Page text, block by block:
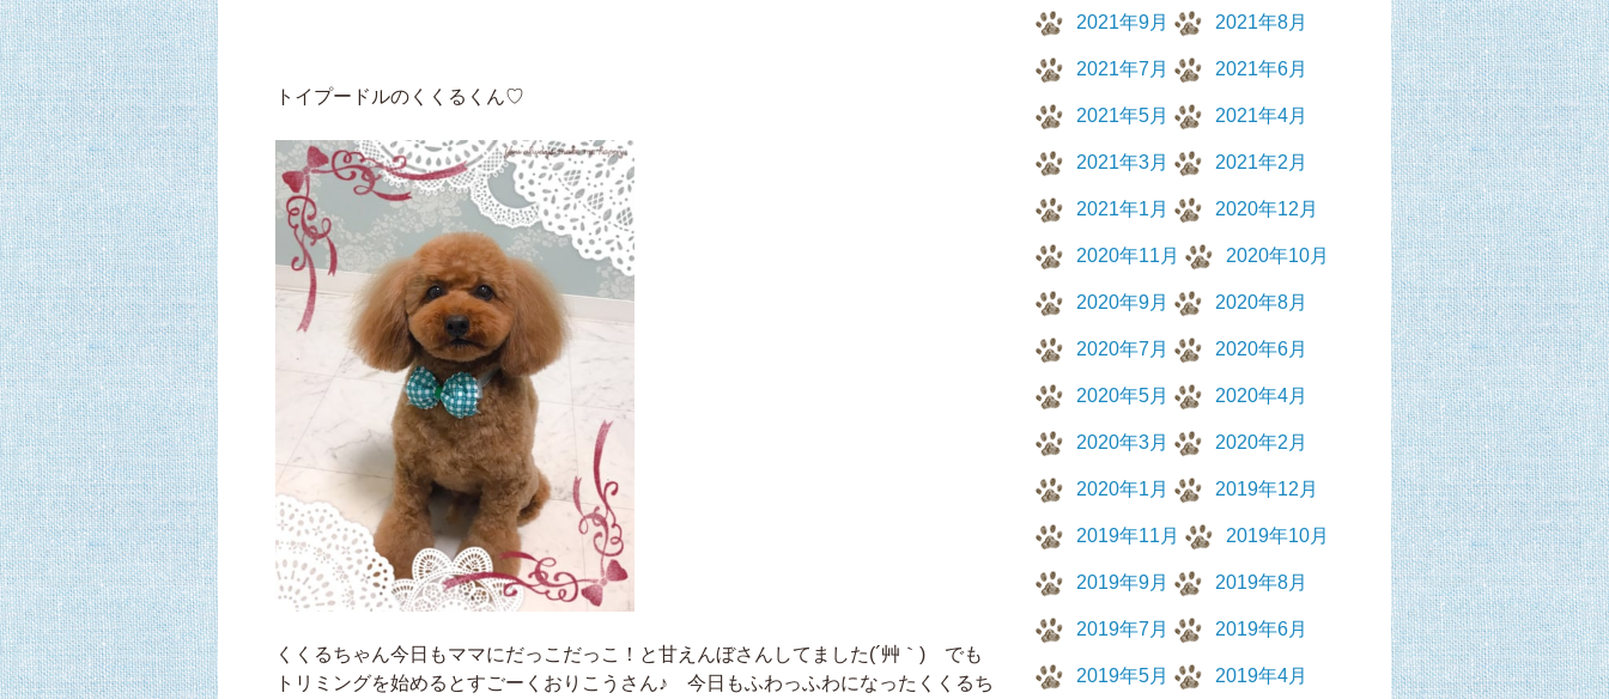
トイプードルのくくるくん♡
くくるちゃん今日もママにだっこだっこ！と甘えんぼさんしてました(´艸｀) でも
トリミングを始めるとすごーくおりこうさん♪ 今日もふわっふわになったくくるち
2021年9月 2021年8月
2021年7月 2021年6月
2021年5月 2021年4月
2021年3月 2021年2月
2021年1月 2020年12月
2020年11月 2020年10月
2020年9月 2020年8月
2020年7月 2020年6月
2020年5月 2020年4月
2020年3月 2020年2月
2020年1月 2019年12月
2019年11月 2019年10月
2019年9月 2019年8月
2019年7月 2019年6月
2019年5月 2019年4月